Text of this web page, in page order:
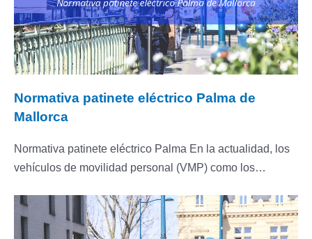
Normativa patinete eléctrico Palma de
Mallorca
Normativa patinete eléctrico Palma En la actualidad, los
vehículos de movilidad personal (VMP) como los…